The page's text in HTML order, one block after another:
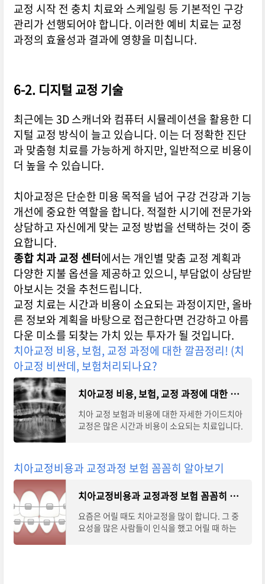
교정 시작 전 충치 치료와 스케일링 등 기본적인 구강
관리가 선행되어야 합니다. 이러한 예비 치료는 교정
과정의 효율성과 결과에 영향을 미칩니다.
6-2. 디지털 교정 기술
최근에는 3D 스캐너와 컴퓨터 시뮬레이션을 활용한 디
지털 교정 방식이 늘고 있습니다. 이는 더 정확한 진단
과 맞춤형 치료를 가능하게 하지만, 일반적으로 비용이
더 높을 수 있습니다.
치아교정은 단순한 미용 목적을 넘어 구강 건강과 기능
개선에 중요한 역할을 합니다. 적절한 시기에 전문가와
상담하고 자신에게 맞는 교정 방법을 선택하는 것이 중
요합니다.
종합 치과 교정 센터에서는 개인별 맞춤 교정 계획과
다양한 지불 옵션을 제공하고 있으니, 부담없이 상담받
아보시는 것을 추천드립니다.
교정 치료는 시간과 비용이 소요되는 과정이지만, 올바
른 정보와 계획을 바탕으로 접근한다면 건강하고 아름
다운 미소를 되찾는 가치 있는 투자가 될 것입니다.
치아교정 비용, 보험, 교정 과정에 대한 깔끔정리! (치
아교정 비싼데, 보험처리되나요?
치아교정 비용, 보험, 교정 과정에 대한 깔끔정리! (치아교정 비싼데, 보험처리되나요?)
치아 교정 보험과 비용에 대한 자세한 가이드치아
교정은 많은 시간과 비용이 소요되는 치료입니다.
치아교정비용과 교정과정 보험 꼼꼼히 알아보기
치아교정비용과 교정과정 보험 꼼꼼히 알아보기
요즘은 어릴 때도 치아교정을 많이 합니다. 그 중
요성을 많은 사람들이 인식을 했고 어릴 때 하는